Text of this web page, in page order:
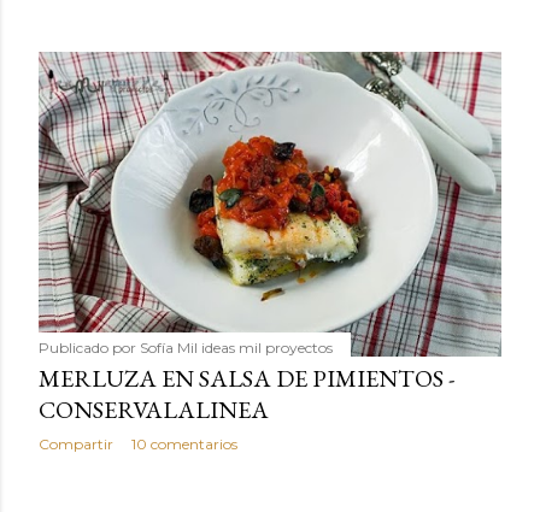
Publicado por Sofía Mil ideas mil proyectos
MERLUZA EN SALSA DE PIMIENTOS -
CONSERVALALINEA
Compartir 10 comentarios